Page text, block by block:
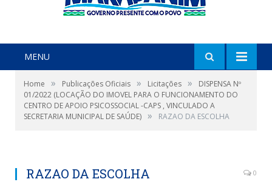
MENU
Home » Publicações Oficiais » Licitações »
DISPENSA Nº
01/2022 (LOCAÇÃO DO IMOVEL PARA O FUNCIONAMENTO DO
CENTRO DE APOIO PSICOSSOCIAL -CAPS , VINCULADO A
SECRETARIA MUNICIPAL DE SAÚDE) » RAZAO DA ESCOLHA
RAZAO DA ESCOLHA 0